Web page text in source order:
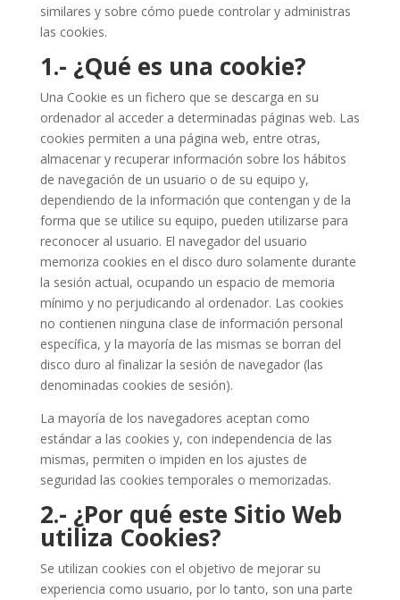
similares y sobre cómo puede controlar y administras
las cookies.
1.- ¿Qué es una cookie?
Una Cookie es un fichero que se descarga en su
ordenador al acceder a determinadas páginas web. Las
cookies permiten a una página web, entre otras,
almacenar y recuperar información sobre los hábitos
de navegación de un usuario o de su equipo y,
dependiendo de la información que contengan y de la
forma que se utilice su equipo, pueden utilizarse para
reconocer al usuario. El navegador del usuario
memoriza cookies en el disco duro solamente durante
la sesión actual, ocupando un espacio de memoria
mínimo y no perjudicando al ordenador. Las cookies
no contienen ninguna clase de información personal
específica, y la mayoría de las mismas se borran del
disco duro al finalizar la sesión de navegador (las
denominadas cookies de sesión).
La mayoría de los navegadores aceptan como
estándar a las cookies y, con independencia de las
mismas, permiten o impiden en los ajustes de
seguridad las cookies temporales o memorizadas.
2.- ¿Por qué este Sitio Web
utiliza Cookies?
Se utilizan cookies con el objetivo de mejorar su
experiencia como usuario, por lo tanto, son una parte